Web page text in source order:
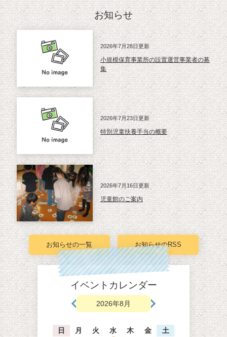
本
文
お知らせ
2026年7月28日更新
小規模保育事業所の設置運営事業者の募
集
2026年7月23日更新
特別児童扶養手当の概要
2026年7月16日更新
児童館のご案内
お知らせの一覧 お知らせのRSS
イベントカレンダー
2026年8月
日 月 火 水 木 金
土